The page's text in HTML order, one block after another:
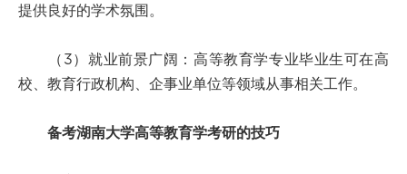
提供良好的学术氛围。
（3）就业前景广阔：高等教育学专业毕业生可在高
校、教育行政机构、企事业单位等领域从事相关工作。
备考湖南大学高等教育学考研的技巧